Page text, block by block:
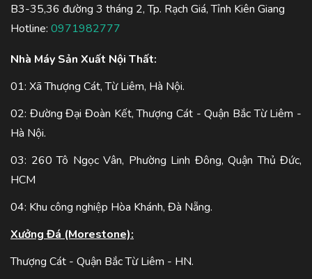
B3-35,36 đường 3 tháng 2, Tp. Rạch Giá, Tỉnh Kiên Giang
Hotline: 0971982777
Nhà Máy Sản Xuất Nội Thất:
01: Xã Thượng Cát, Từ Liêm, Hà Nội.
02: Đường Đại Đoàn Kết, Thượng Cát - Quận Bắc Từ Liêm -
Hà Nội.
03: 260 Tô Ngọc Vân, Phường Linh Đông, Quận Thủ Đức,
HCM
04: Khu công nghiệp Hòa Khánh, Đà Nẵng.
Xưởng Đá (Morestone):
Thượng Cát - Quận Bắc Từ Liêm - HN.